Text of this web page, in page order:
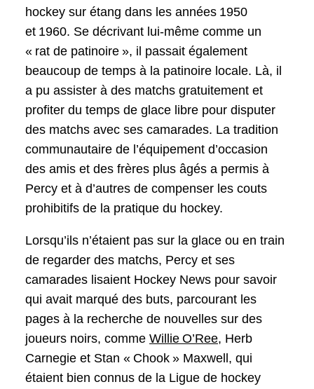
hockey sur étang dans les années 1950
et 1960. Se décrivant lui-même comme un
« rat de patinoire », il passait également
beaucoup de temps à la patinoire locale. Là, il
a pu assister à des matchs gratuitement et
profiter du temps de glace libre pour disputer
des matchs avec ses camarades. La tradition
communautaire de l’équipement d’occasion
des amis et des frères plus âgés a permis à
Percy et à d’autres de compenser les couts
prohibitifs de la pratique du hockey.
Lorsqu’ils n’étaient pas sur la glace ou en train
de regarder des matchs, Percy et ses
camarades lisaient Hockey News pour savoir
qui avait marqué des buts, parcourant les
pages à la recherche de nouvelles sur des
joueurs noirs, comme Willie O’Ree, Herb
Carnegie et Stan « Chook » Maxwell, qui
étaient bien connus de la Ligue de hockey